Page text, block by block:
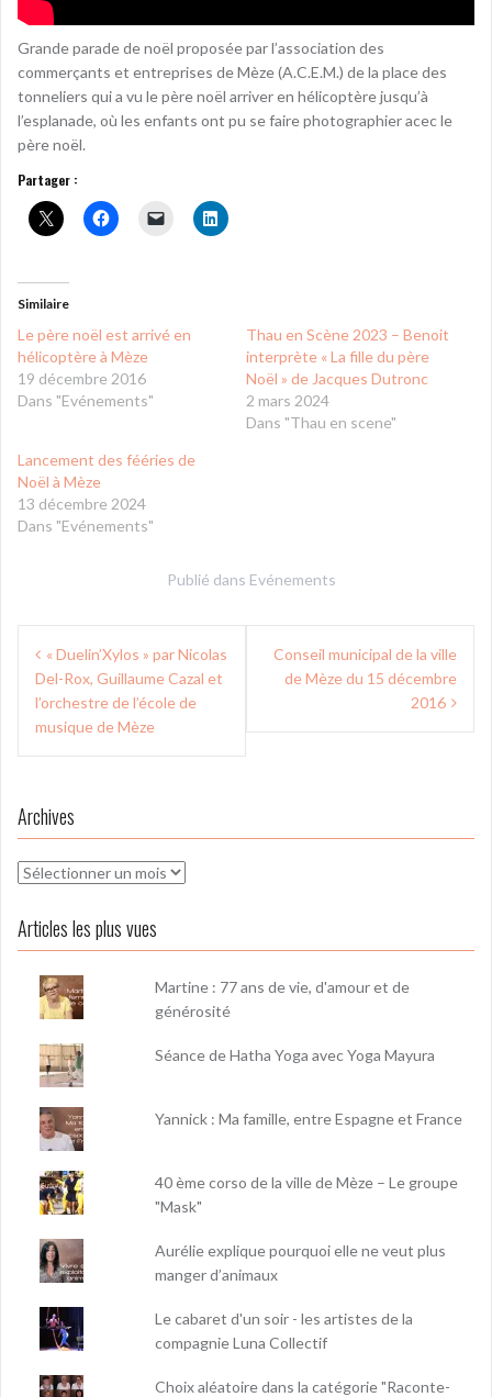
Grande parade de noël proposée par l’association des
commerçants et entreprises de Mèze (A.C.E.M.) de la place des
tonneliers qui a vu le père noël arriver en hélicoptère jusqu’à
l’esplanade, où les enfants ont pu se faire photographier acec le
père noël.
Partager :
Similaire
Le père noël est arrivé en
hélicoptère à Mèze
19 décembre 2016
Dans "Evénements"
Thau en Scène 2023 – Benoit
interprète « La fille du père
Noël » de Jacques Dutronc
2 mars 2024
Dans "Thau en scene"
Lancement des fééries de
Noël à Mèze
13 décembre 2024
Dans "Evénements"
Publié dans Evénements
Navigation
de
l’article
« Duelin’Xylos » par Nicolas
Del-Rox, Guillaume Cazal et
l’orchestre de l’école de
musique de Mèze
Conseil municipal de la ville
de Mèze du 15 décembre
2016
Archives
Archives
Articles les plus vues
Martine : 77 ans de vie, d'amour et de
générosité
Séance de Hatha Yoga avec Yoga Mayura
Yannick : Ma famille, entre Espagne et France
40 ème corso de la ville de Mèze – Le groupe
"Mask"
Aurélie explique pourquoi elle ne veut plus
manger d’animaux
Le cabaret d'un soir - les artistes de la
compagnie Luna Collectif
Choix aléatoire dans la catégorie "Raconte-